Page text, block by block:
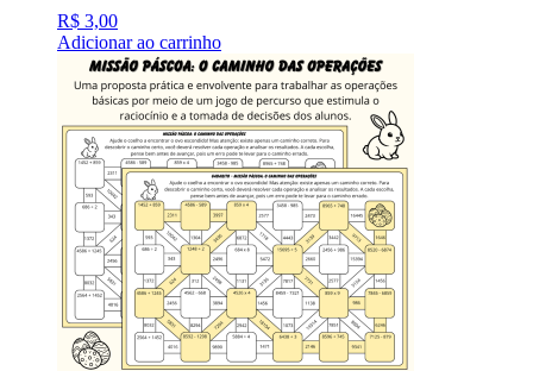
R$ 3,00
Adicionar ao carrinho